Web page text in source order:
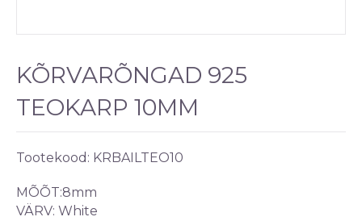
KÕRVARÕNGAD 925
TEOKARP 10MM
Tootekood: KRBAILTEO10
MÕÕT:8mm
VÄRV: White